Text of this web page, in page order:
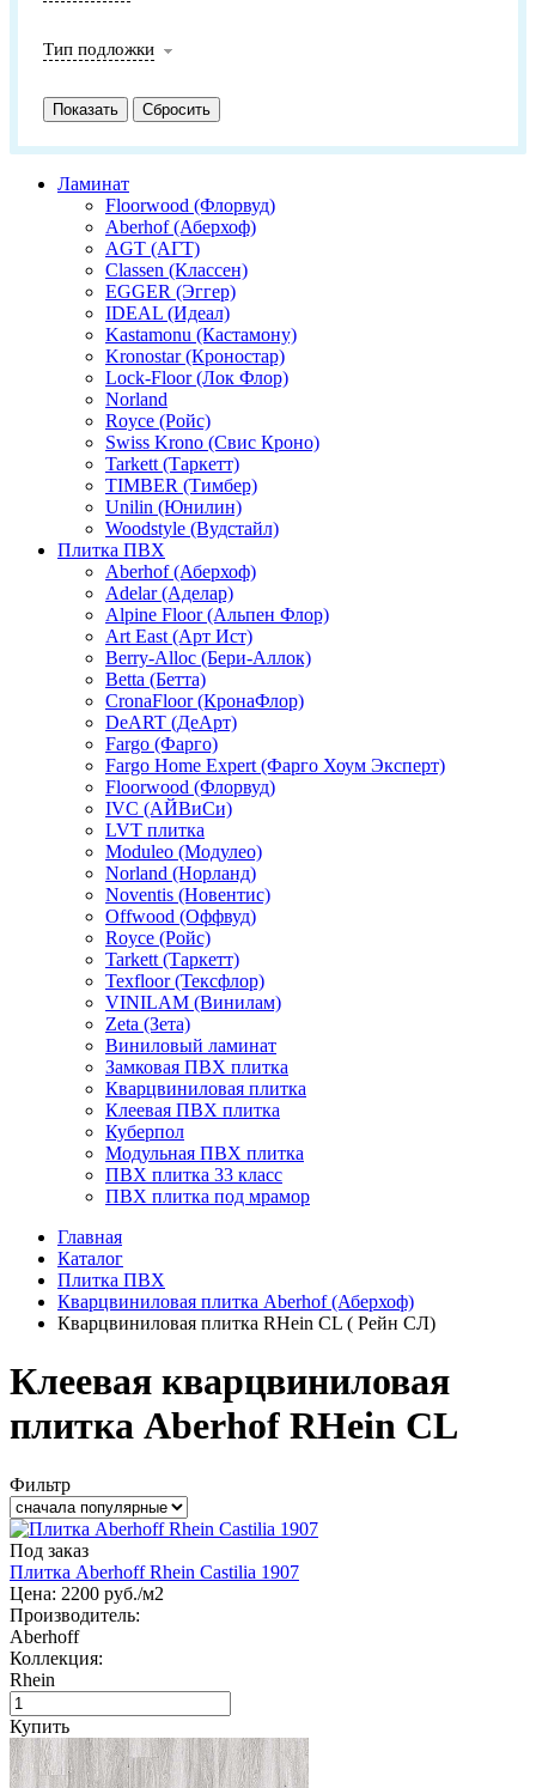
Тип подложки
Ламинат
Floorwood (Флорвуд)
Aberhof (Аберхоф)
AGT (АГТ)
Classen (Классен)
EGGER (Эггер)
IDEAL (Идеал)
Kastamonu (Кастамону)
Kronostar (Кроностар)
Lock-Floor (Лок Флор)
Norland
Royce (Ройс)
Swiss Krono (Свис Кроно)
Tarkett (Таркетт)
TIMBER (Тимбер)
Unilin (Юнилин)
Woodstyle (Вудстайл)
Плитка ПВХ
Aberhof (Аберхоф)
Adelar (Аделар)
Alpine Floor (Альпен Флор)
Art East (Арт Ист)
Berry-Alloc (Бери-Аллок)
Betta (Бетта)
CronaFloor (КронаФлор)
DeART (ДеАрт)
Fargo (Фарго)
Fargo Home Expert (Фарго Хоум Эксперт)
Floorwood (Флорвуд)
IVC (АЙВиСи)
LVT плитка
Moduleo (Модулео)
Norland (Норланд)
Noventis (Новентис)
Offwood (Оффвуд)
Royce (Ройс)
Tarkett (Таркетт)
Texfloor (Тексфлор)
VINILAM (Винилам)
Zeta (Зета)
Виниловый ламинат
Замковая ПВХ плитка
Кварцвиниловая плитка
Клеевая ПВХ плитка
Куберпол
Модульная ПВХ плитка
ПВХ плитка 33 класс
ПВХ плитка под мрамор
Главная
Каталог
Плитка ПВХ
Кварцвиниловая плитка Aberhof (Аберхоф)
Кварцвиниловая плитка RHein CL ( Рейн СЛ)
Клеевая кварцвиниловая
плитка Aberhof RHein CL
Фильтр
Под заказ
Плитка Aberhoff Rhein Castilia 1907
Цена: 2200 руб./м2
Производитель:
Aberhoff
Коллекция:
Rhein
Купить